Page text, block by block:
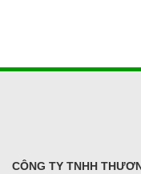
CÔNG TY TNHH